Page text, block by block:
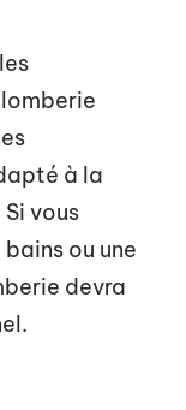
à la
vous
ou une
devra